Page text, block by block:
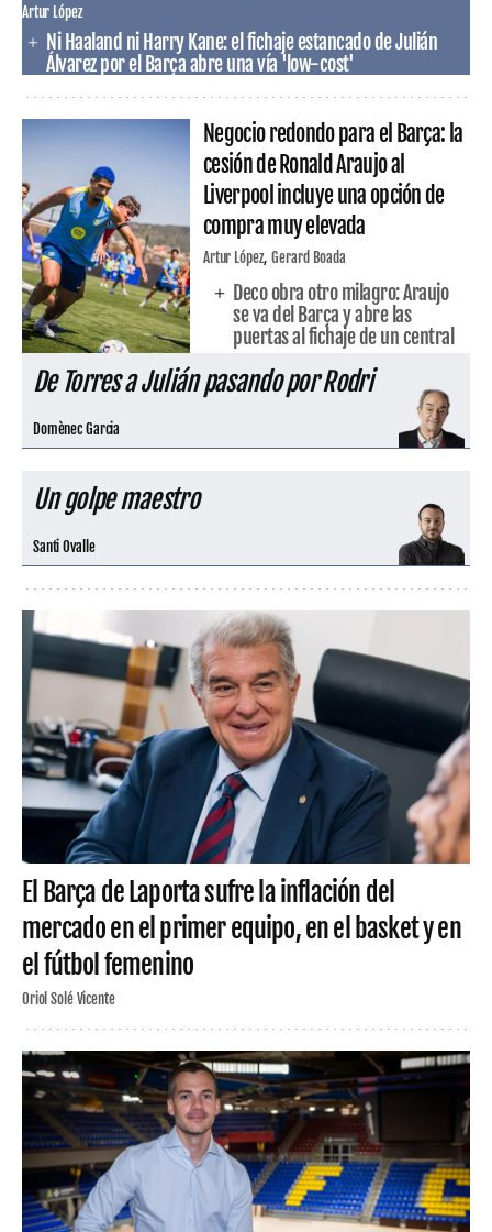
Artur López
Ni Haaland ni Harry Kane: el fichaje estancado de Julián
Álvarez por el Barça abre una vía 'low-cost'
Negocio redondo para el Barça: la
cesión de Ronald Araujo al
Liverpool incluye una opción de
compra muy elevada
Artur López Gerard Boada
Deco obra otro milagro: Araujo
se va del Barça y abre las
puertas al fichaje de un central
De Torres a Julián pasando por Rodri
Domènec Garcia
Un golpe maestro
Santi Ovalle
El Barça de Laporta sufre la inflación del
mercado en el primer equipo, en el basket y en
el fútbol femenino
Oriol Solé Vicente